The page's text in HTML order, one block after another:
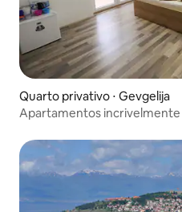
Quarto privativo ⋅ Gevgelija
Apartamentos incrivelmente